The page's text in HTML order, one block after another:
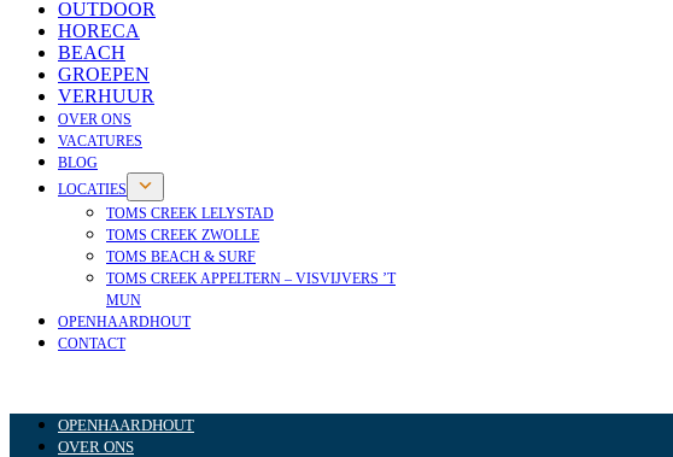
OUTDOOR
HORECA
BEACH
GROEPEN
VERHUUR
OVER ONS
VACATURES
BLOG
LOCATIES
TOMS CREEK LELYSTAD
TOMS CREEK ZWOLLE
TOMS BEACH & SURF
TOMS CREEK APPELTERN – VISVIJVERS ’T
MUN
OPENHAARDHOUT
CONTACT
OPENHAARDHOUT
OVER ONS